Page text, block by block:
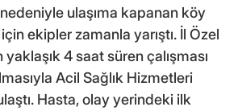
nedeniyle ulaşıma kapanan köy
ekipler zamanla yarıştı. İl Özel
4 saat süren çalışması
Acil Sağlık Hizmetleri
Hasta, olay yerindeki ilk